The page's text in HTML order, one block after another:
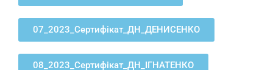
07_2023_Сертифікат_ДН_ДЕНИСЕНКО
08_2023_Сертифікат_ДН_ІГНАТЕНКО